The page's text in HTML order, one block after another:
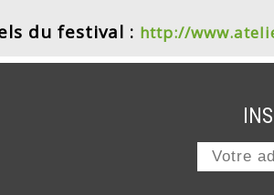
du festival : http://